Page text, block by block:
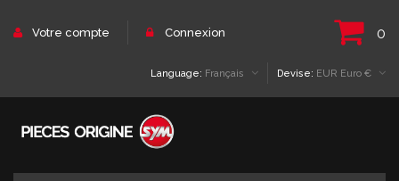
Votre compte Connexion 0
Devise: EUR Euro €
Language: Français